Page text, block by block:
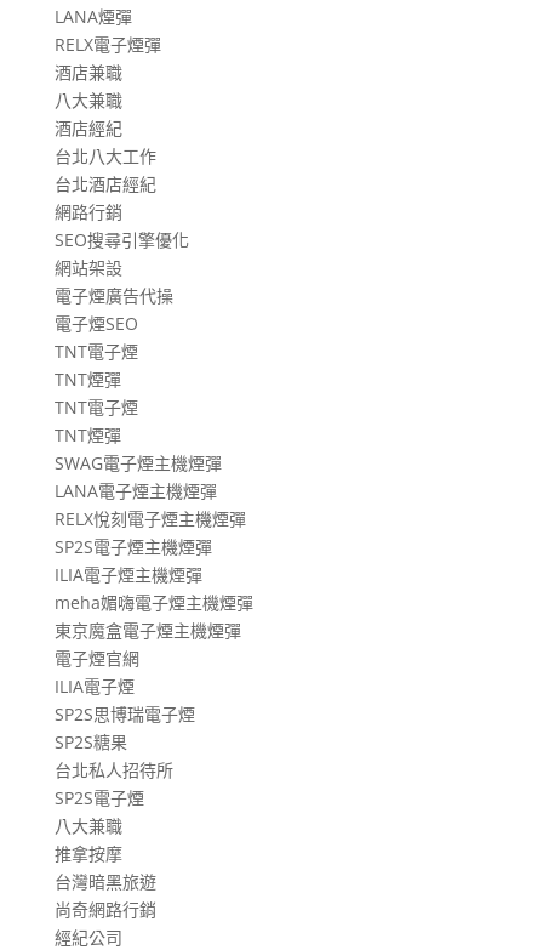
LANA煙彈
RELX電子煙彈
酒店兼職
八大兼職
酒店經紀
台北八大工作
台北酒店經紀
網路行銷
SEO搜尋引擎優化
網站架設
電子煙廣告代操
電子煙SEO
TNT電子煙
TNT煙彈
TNT電子煙
TNT煙彈
SWAG電子煙主機煙彈
LANA電子煙主機煙彈
RELX悅刻電子煙主機煙彈
SP2S電子煙主機煙彈
ILIA電子煙主機煙彈
meha媚嗨電子煙主機煙彈
東京魔盒電子煙主機煙彈
電子煙官網
ILIA電子煙
SP2S思博瑞電子煙
SP2S糖果
台北私人招待所
SP2S電子煙
八大兼職
推拿按摩
台灣暗黑旅遊
尚奇網路行銷
經紀公司